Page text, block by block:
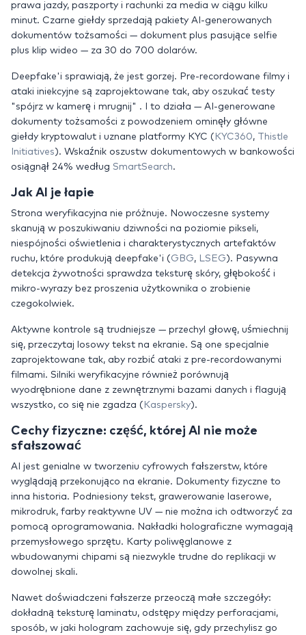
prawa jazdy, paszporty i rachunki za media w ciągu kilku
minut. Czarne giełdy sprzedają pakiety AI-generowanych
dokumentów tożsamości — dokument plus pasujące selfie
plus klip wideo — za 30 do 700 dolarów.
Deepfake'i sprawiają, że jest gorzej. Pre-recordowane filmy i
ataki iniekcyjne są zaprojektowane tak, aby oszukać testy
"spójrz w kamerę i mrugnij" . I to działa — AI-generowane
dokumenty tożsamości z powodzeniem ominęły główne
giełdy kryptowalut i uznane platformy KYC ( KYC360,
Thistle
Initiatives ). Wskaźnik oszustw dokumentowych w bankowości
osiągnął 24% według SmartSearch.
Jak AI je łapie
Strona weryfikacyjna nie próżnuje. Nowoczesne systemy
skanują w poszukiwaniu dziwności na poziomie pikseli,
niespójności oświetlenia i charakterystycznych artefaktów
ruchu, które produkują deepfake'i ( GBG, LSEG ). Pasywna
detekcja żywotności sprawdza teksturę skóry, głębokość i
mikro-wyrazy bez proszenia użytkownika o zrobienie
czegokolwiek.
Aktywne kontrole są trudniejsze — przechyl głowę, uśmiechnij
się, przeczytaj losowy tekst na ekranie. Są one specjalnie
zaprojektowane tak, aby rozbić ataki z pre-recordowanymi
filmami. Silniki weryfikacyjne również porównują
wyodrębnione dane z zewnętrznymi bazami danych i flagują
wszystko, co się nie zgadza ( Kaspersky).
Cechy fizyczne: część, której AI nie może
sfałszować
AI jest genialne w tworzeniu cyfrowych fałszerstw, które
wyglądają przekonująco na ekranie. Dokumenty fizyczne to
inna historia. Podniesiony tekst, grawerowanie laserowe,
mikrodruk, farby reaktywne UV — nie można ich odtworzyć za
pomocą oprogramowania. Nakładki holograficzne wymagają
przemysłowego sprzętu. Karty poliwęglanowe z
wbudowanymi chipami są niezwykle trudne do replikacji w
dowolnej skali.
Nawet doświadczeni fałszerze przeoczą małe szczegóły:
dokładną teksturę laminatu, odstępy między perforacjami,
sposób, w jaki hologram zachowuje się, gdy przechylisz go